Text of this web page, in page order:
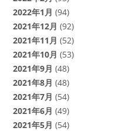
2022年1月 (94)
2021年12月 (92)
2021年11月 (52)
2021年10月 (53)
2021年9月 (48)
2021年8月 (48)
2021年7月 (54)
2021年6月 (49)
2021年5月 (54)